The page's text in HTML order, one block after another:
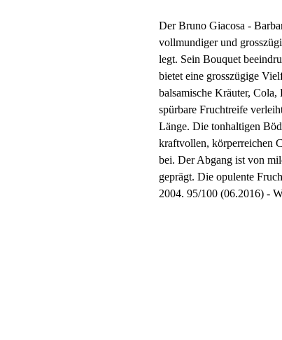
Der Bruno Giacosa -
vollmundiger und
legt. Sein Bouquet
bietet eine grosszügige
balsamische Kräuter,
spürbare Fruchtreife
Länge. Die tonhaltigen
kraftvollen, körperreichen
bei. Der Abgang ist von
geprägt. Die opulente
2004. 95/100 (06.2016) -